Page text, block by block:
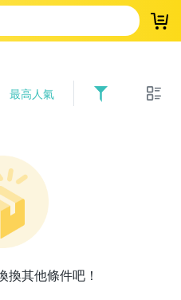
登
最高人氣
換其他條件吧！